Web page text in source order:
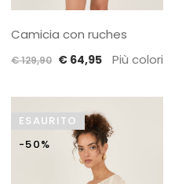
Camicia con ruches
€129,90 Il
originale
€ 129,90.
€ 64,95Il
attuale
è:
€ 64,95.
Più colori
ESAURITO
-50%